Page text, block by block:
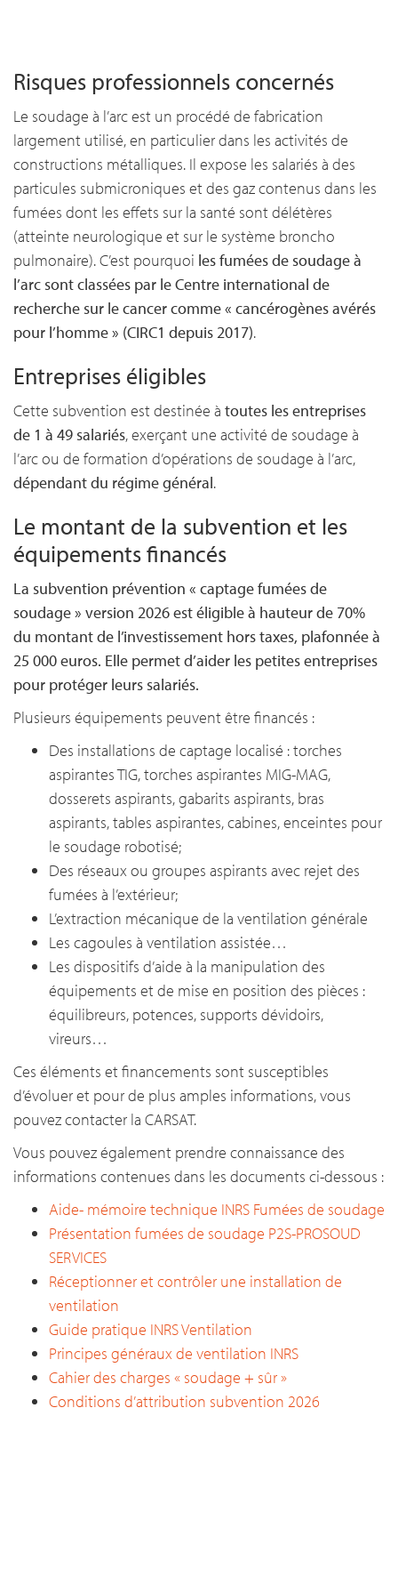
Risques professionnels concernés
Le soudage à l’arc est un procédé de fabrication
largement utilisé, en particulier dans les activités de
constructions métalliques. Il expose les salariés à des
particules submicroniques et des gaz contenus dans les
fumées dont les effets sur la santé sont délétères
(atteinte neurologique et sur le système broncho
pulmonaire). C’est pourquoi les fumées de soudage à
l’arc sont classées par le Centre international de
recherche sur le cancer comme « cancérogènes avérés
pour l’homme » (CIRC1 depuis 2017).
Entreprises éligibles
Cette subvention est destinée à toutes les entreprises
de 1 à 49 salariés, exerçant une activité de soudage à
l’arc ou de formation d’opérations de soudage à l’arc,
dépendant du régime général.
Le montant de la subvention et les
équipements financés
La subvention prévention « captage fumées de
soudage » version 2026 est éligible à hauteur de 70%
du montant de l’investissement hors taxes, plafonnée à
25 000 euros. Elle permet d’aider les petites entreprises
pour protéger leurs salariés.
Plusieurs équipements peuvent être financés :
Des installations de captage localisé : torches
aspirantes TIG, torches aspirantes MIG-MAG,
dosserets aspirants, gabarits aspirants, bras
aspirants, tables aspirantes, cabines, enceintes pour
le soudage robotisé;
Des réseaux ou groupes aspirants avec rejet des
fumées à l’extérieur;
L’extraction mécanique de la ventilation générale
Les cagoules à ventilation assistée…
Les dispositifs d’aide à la manipulation des
équipements et de mise en position des pièces :
équilibreurs, potences, supports dévidoirs,
vireurs…
Ces éléments et financements sont susceptibles
d’évoluer et pour de plus amples informations, vous
pouvez contacter la CARSAT.
Vous pouvez également prendre connaissance des
informations contenues dans les documents ci-dessous :
Aide- mémoire technique INRS Fumées de soudage
Présentation fumées de soudage P2S-PROSOUD
SERVICES
Réceptionner et contrôler une installation de
ventilation
Guide pratique INRS Ventilation
Principes généraux de ventilation INRS
Cahier des charges « soudage + sûr »
Conditions d’attribution subvention 2026